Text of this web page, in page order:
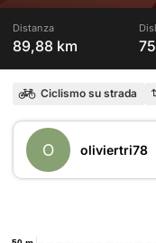
Distanza
89,88 km
Ciclismo su strada
O oliviertri78